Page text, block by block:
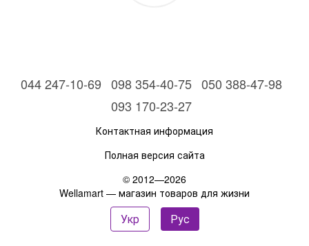
044 247-10-69 098 354-40-75 050 388-47-98
093 170-23-27
Контактная информация
Полная версия сайта
© 2012—2026
Wellamart — магазин товаров для жизни
Укр Рус